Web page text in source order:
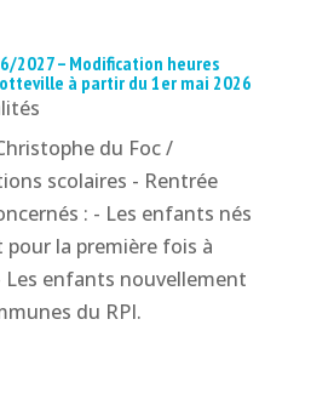
2027 – Modification heures
à partir du 1er mai 2026
du Foc /
scolaires - Rentrée
: - Les enfants nés
la première fois à
Les enfants nouvellement
du RPI.